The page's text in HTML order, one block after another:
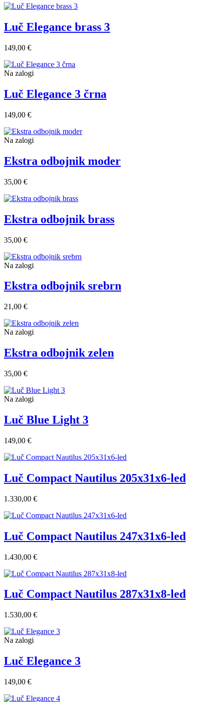
Luč Elegance brass 3
149,00 €
Na zalogi
Luč Elegance 3 črna
149,00 €
Na zalogi
Ekstra odbojnik moder
35,00 €
Ekstra odbojnik brass
35,00 €
Na zalogi
Ekstra odbojnik srebrn
21,00 €
Na zalogi
Ekstra odbojnik zelen
35,00 €
Na zalogi
Luč Blue Light 3
149,00 €
Luč Compact Nautilus 205x31x6-led
1.330,00 €
Luč Compact Nautilus 247x31x6-led
1.430,00 €
Luč Compact Nautilus 287x31x8-led
1.530,00 €
Na zalogi
Luč Elegance 3
149,00 €